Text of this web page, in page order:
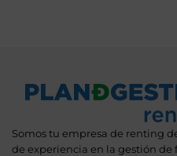
Somos tu empresa de renting
de experiencia en la gestión de